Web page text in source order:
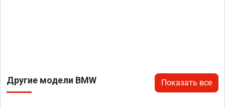
Другие модели BMW Показать все